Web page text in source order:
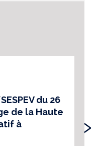
du 26
de la Haute
à
›